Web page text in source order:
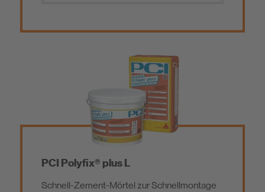
PCI Polyfix® plus L
Schnell-Zement-Mörtel zur Schnellmontage